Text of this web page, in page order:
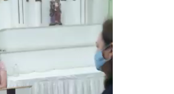
de
vídeo